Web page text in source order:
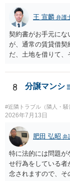
王 宣麟 弁護
契約書がお手元にな
が、通常の賃貸借契
だ、土地を借りて
であれば、建物を収
す。 その後、建物
得ているのであれ
する、という話にな
状、解体費用を負担
に請求の根拠（な
のか）を確認されて
8 分譲マンシ
#近隣トラブル（隣人・騒
2026年7月13日
肥田 弘昭 弁
特に法的には問題が
せ行為をしている者
念されますので、そ